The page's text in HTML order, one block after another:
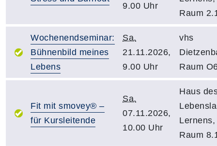
9.00 Uhr
Raum
Wochenendseminar:
Bühnenbild meines
Lebens
Sa.
21.11.2026,
9.00 Uhr
vhs
Raum
Fit mit smovey® –
für Kursleitende
Sa.
07.11.2026,
10.00 Uhr
Haus
Lernens,
Raum